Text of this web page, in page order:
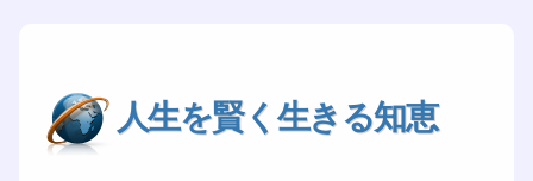
人生を賢く生きる知恵